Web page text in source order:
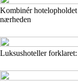
Kombinér
nærheden
Luksushoteller